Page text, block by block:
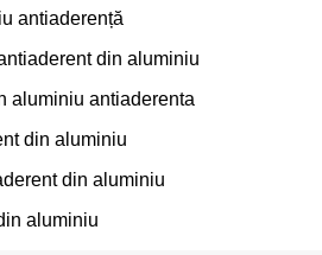
antiaderență
din aluminiu
aluminiu antiaderenta
din aluminiu
din aluminiu
aluminiu